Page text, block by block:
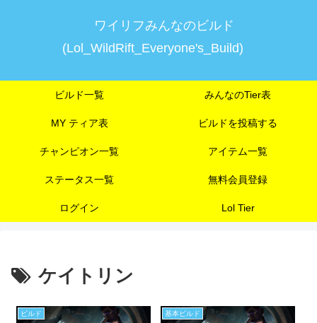
ワイリフみんなのビルド
(Lol_WildRift_Everyone's_Build)
ビルド一覧 みんなのTier表
MY ティア表 ビルドを投稿する
チャンピオン一覧 アイテム一覧
ステータス一覧 無料会員登録
ログイン Lol Tier
ケイトリン
ビルド 基本ビルド